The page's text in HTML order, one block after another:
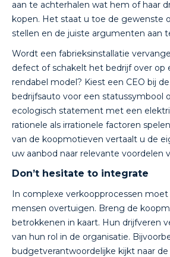
aan te achterhalen wat hem of haar
kopen. Het staat u toe de gewenste
stellen en de juiste argumenten aan
Wordt een fabrieksinstallatie
defect of schakelt het bedrijf over op
rendabel model? Kiest een CEO bij
bedrijfsauto voor een statussymbool
ecologisch statement met een
rationele als irrationele factoren
van de koopmotieven vertaalt u de
uw aanbod naar relevante voordelen
Don’t hesitate to integrate
In complexe verkoopprocessen
mensen overtuigen. Breng de
betrokkenen in kaart. Hun drijfveren
van hun rol in de organisatie.
budgetverantwoordelijke kijkt naar de